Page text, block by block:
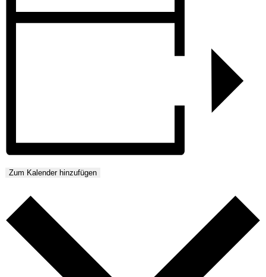
Zum Kalender hinzufügen